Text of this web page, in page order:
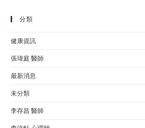
分類
健康資訊
張瑋庭 醫師
最新消息
未分類
李存昌 醫師